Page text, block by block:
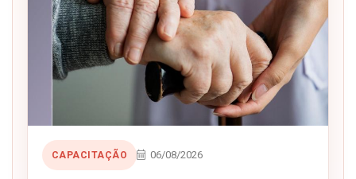
CAPACITAÇÃO 06/08/2026